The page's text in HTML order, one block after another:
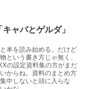
ャパとゲルダ」
本を読み始める。だけど
という書き方じゃ無く、
の設定資料集の方がまだ
からね。資料のまとめ方
中しないと頭に入らな